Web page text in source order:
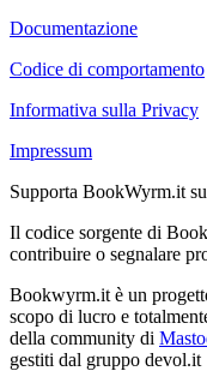
Documentazione
Codice di comportamento
Informativa sulla Privacy
Impressum
Supporta BookWyrm.it su
Il codice sorgente di
contribuire o segnalare
Bookwyrm.it è un
scopo di lucro e
della community di
gestiti dal gruppo devol.it